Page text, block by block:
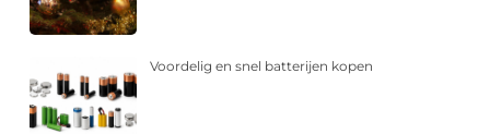
Voordelig en snel batterijen kopen